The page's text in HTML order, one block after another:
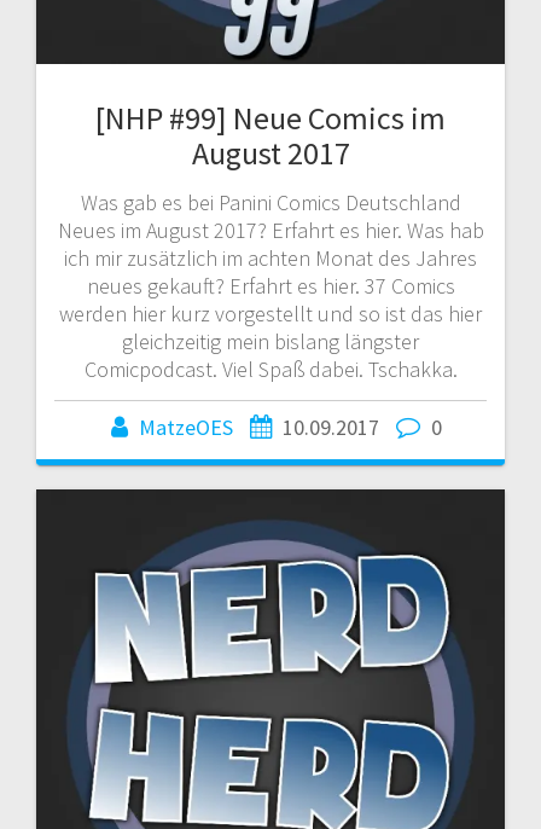
[NHP #99] Neue Comics im
August 2017
Was gab es bei Panini Comics Deutschland
Neues im August 2017? Erfahrt es hier. Was hab
ich mir zusätzlich im achten Monat des Jahres
neues gekauft? Erfahrt es hier. 37 Comics
werden hier kurz vorgestellt und so ist das hier
gleichzeitig mein bislang längster
Comicpodcast. Viel Spaß dabei. Tschakka.
MatzeOES 10.09.2017 0